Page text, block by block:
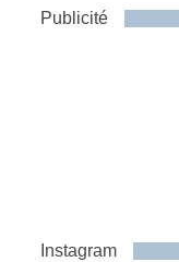
Publicité
Instagram